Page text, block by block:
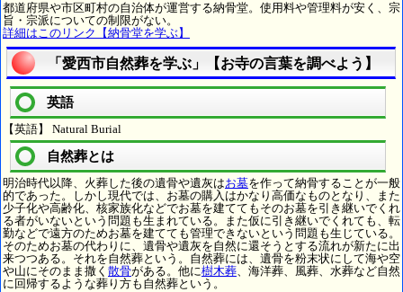
都道府県や市区町村の自治体が運営する納骨堂。使用料や管理料が安く、宗
旨・宗派についての制限がない。
詳細はこのリンク【納骨堂を学ぶ】
「愛西市自然葬を学ぶ」【お寺の言葉を調べよう】
英語
【英語】 Natural Burial
自然葬とは
明治時代以降、火葬した後の遺骨や遺灰はお墓を作って納骨することが一般
的であった。しかし現代では、お墓の購入はかなり高価なものとなり、また
少子化や高齢化、核家族化などでお墓を建ててもそのお墓を引き継いでくれ
る者がいないという問題も生まれている。また仮に引き継いでくれても、転
勤などで遠方のためお墓を建てても管理できないという問題も生じている。
そのためお墓の代わりに、遺骨や遺灰を自然に還そうとする流れが新たに出
来つつある。それを自然葬という。自然葬には、遺骨を粉末状にして海や空
や山にそのまま撒く 散骨がある。他に樹木葬、海洋葬、風葬、水葬など自然
に回帰するような葬り方も自然葬という。